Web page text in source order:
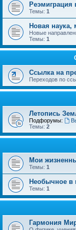
Темы: 1
Новая наука,
Новые
Темы: 1
Ссылка на
Переходов по
Летопись
Подфорумы:
Темы: 2
Мои
Темы: 1
Необычное в
Темы: 1
Гармония